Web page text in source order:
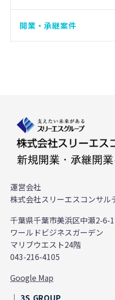
開業・承継案件
運営会社
株式会社スリーエスコンサル
千葉県千葉市美浜区中瀬2-6-1
ワールドビジネスガーデン
マリブウエスト24階
043-216-4105
Google Map
｜ 3S GROUP